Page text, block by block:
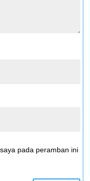
pada peramban ini